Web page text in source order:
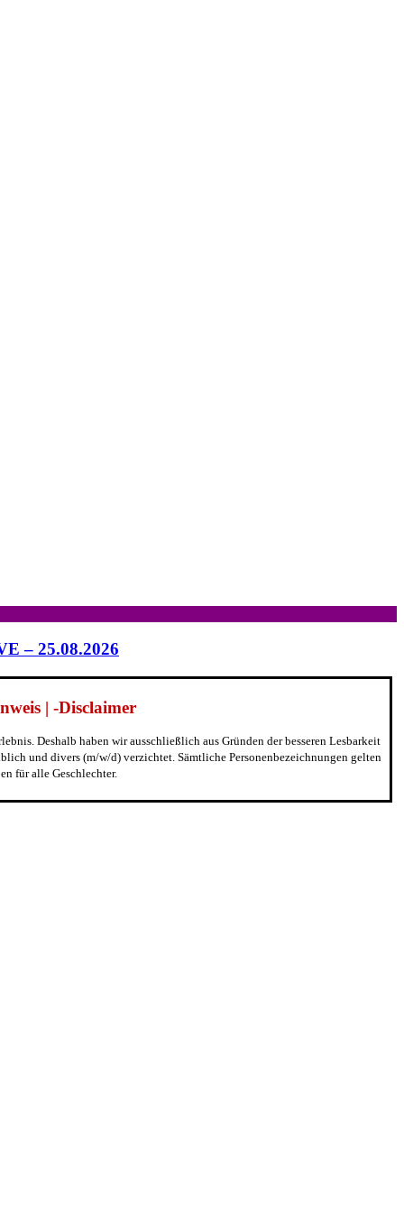
– 25.08.2026
| -Disclaimer
Deshalb haben wir ausschließlich aus Gründen der besseren Lesbarkeit
und divers (m/w/d) verzichtet. Sämtliche Personenbezeichnungen gelten
für alle Geschlechter.